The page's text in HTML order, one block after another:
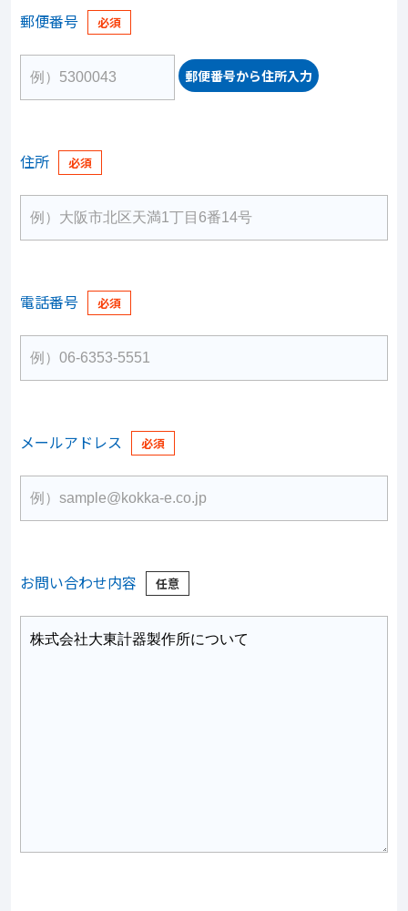
郵便番号
郵便番号から住所入力
住所
電話番号
メールアドレス
お問い合わせ内容